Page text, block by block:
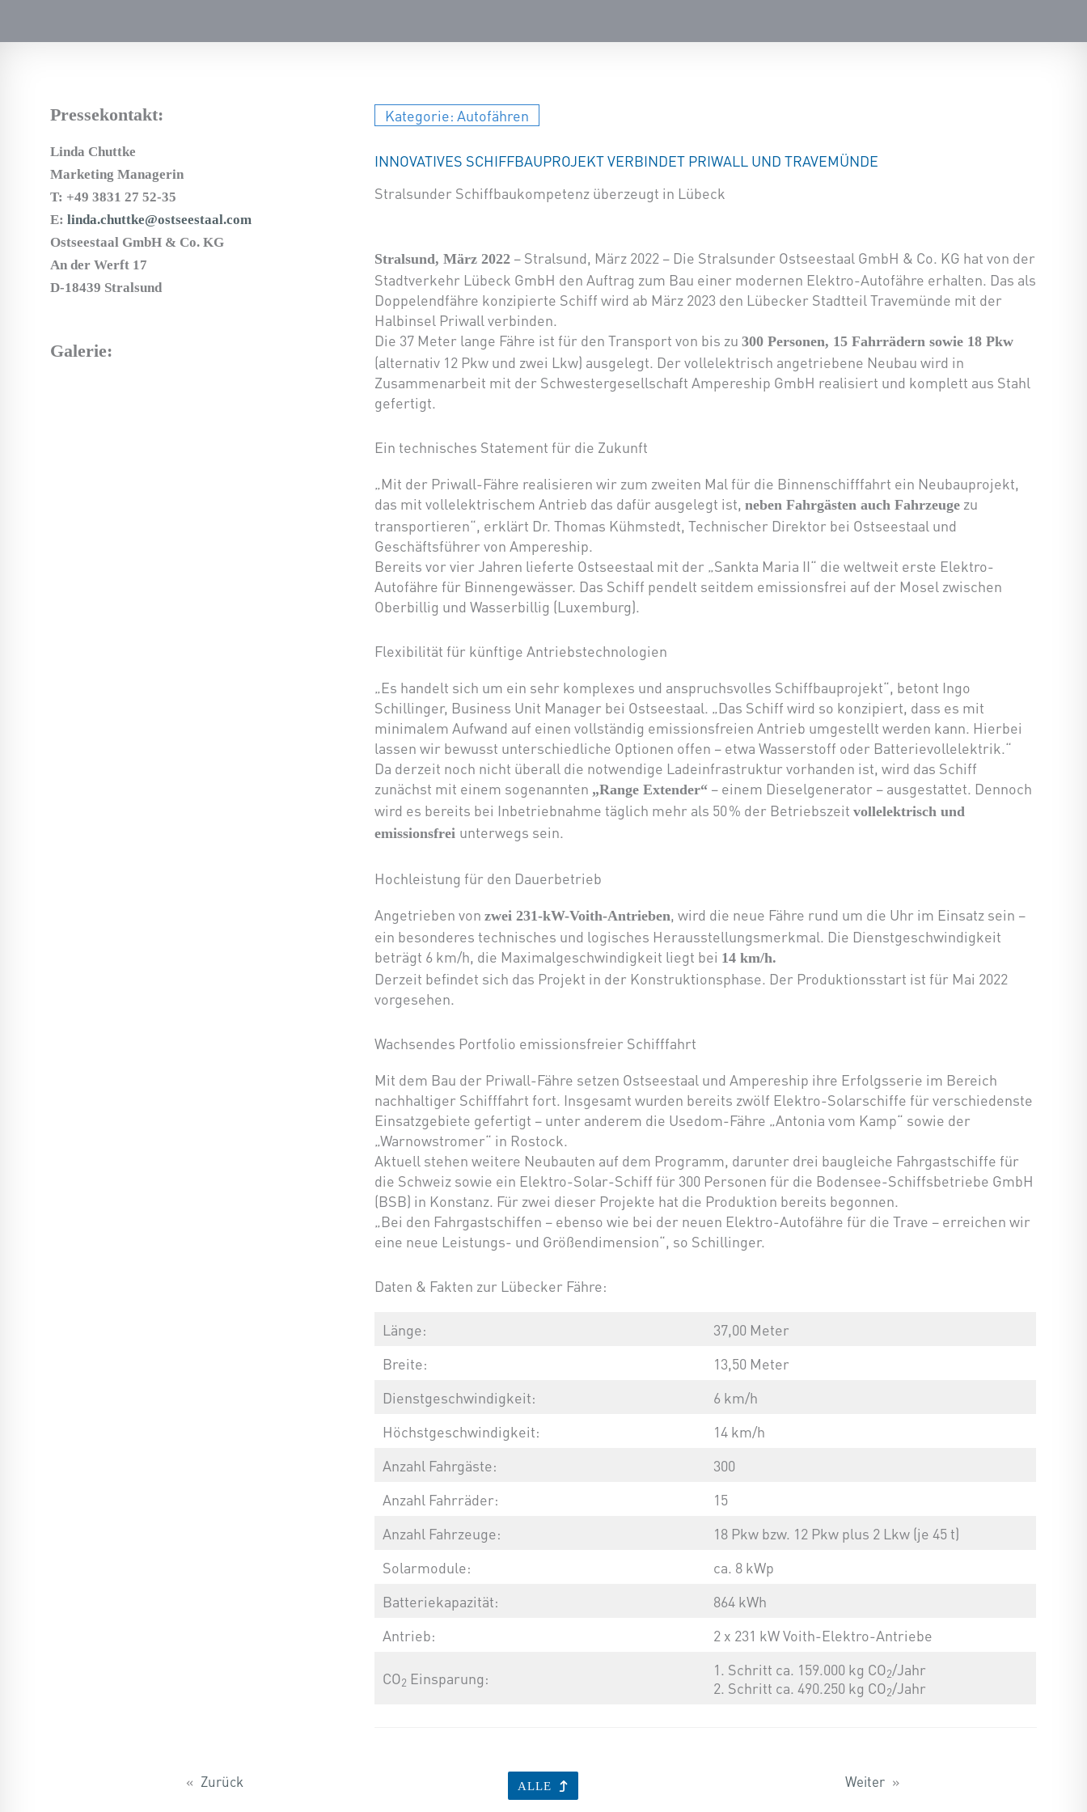
Pressekontakt:
Linda Chuttke
Marketing Managerin
T: +49 3831 27 52-35
E: linda.chuttke@ostseestaal.com
Ostseestaal GmbH & Co. KG
An der Werft 17
D-18439 Stralsund
Galerie:
Kategorie: Autofähren
INNOVATIVES SCHIFFBAUPROJEKT VERBINDET PRIWALL UND TRAVEMÜNDE
Stralsunder Schiffbaukompetenz überzeugt in Lübeck
Stralsund, März 2022 – Stralsund, März 2022 – Die Stralsunder Ostseestaal GmbH & Co. KG hat von der
Stadtverkehr Lübeck GmbH den Auftrag zum Bau einer modernen Elektro-Autofähre erhalten. Das als
Doppelendfähre konzipierte Schiff wird ab März 2023 den Lübecker Stadtteil Travemünde mit der
Halbinsel Priwall verbinden.
Die 37 Meter lange Fähre ist für den Transport von bis zu 300 Personen, 15 Fahrrädern sowie 18 Pkw
(alternativ 12 Pkw und zwei Lkw) ausgelegt. Der vollelektrisch angetriebene Neubau wird in
Zusammenarbeit mit der Schwestergesellschaft Ampereship GmbH realisiert und komplett aus Stahl
gefertigt.
Ein technisches Statement für die Zukunft
„Mit der Priwall-Fähre realisieren wir zum zweiten Mal für die Binnenschifffahrt ein Neubauprojekt,
das mit vollelektrischem Antrieb das dafür ausgelegt ist, neben Fahrgästen auch Fahrzeuge zu
transportieren“, erklärt Dr. Thomas Kühmstedt, Technischer Direktor bei Ostseestaal und
Geschäftsführer von Ampereship.
Bereits vor vier Jahren lieferte Ostseestaal mit der „Sankta Maria II“ die weltweit erste Elektro-
Autofähre für Binnengewässer. Das Schiff pendelt seitdem emissionsfrei auf der Mosel zwischen
Oberbillig und Wasserbillig (Luxemburg).
Flexibilität für künftige Antriebstechnologien
„Es handelt sich um ein sehr komplexes und anspruchsvolles Schiffbauprojekt“, betont Ingo
Schillinger, Business Unit Manager bei Ostseestaal. „Das Schiff wird so konzipiert, dass es mit
minimalem Aufwand auf einen vollständig emissionsfreien Antrieb umgestellt werden kann. Hierbei
lassen wir bewusst unterschiedliche Optionen offen – etwa Wasserstoff oder Batterievollelektrik.“
Da derzeit noch nicht überall die notwendige Ladeinfrastruktur vorhanden ist, wird das Schiff
zunächst mit einem sogenannten „Range Extender“ – einem Dieselgenerator – ausgestattet. Dennoch
wird es bereits bei Inbetriebnahme täglich mehr als 50 % der Betriebszeit vollelektrisch und
emissionsfrei unterwegs sein.
Hochleistung für den Dauerbetrieb
Angetrieben von zwei 231-kW-Voith-Antrieben, wird die neue Fähre rund um die Uhr im Einsatz sein –
ein besonderes technisches und logisches Herausstellungsmerkmal. Die Dienstgeschwindigkeit
beträgt 6 km/h, die Maximalgeschwindigkeit liegt bei 14 km/h.
Derzeit befindet sich das Projekt in der Konstruktionsphase. Der Produktionsstart ist für Mai 2022
vorgesehen.
Wachsendes Portfolio emissionsfreier Schifffahrt
Mit dem Bau der Priwall-Fähre setzen Ostseestaal und Ampereship ihre Erfolgsserie im Bereich
nachhaltiger Schifffahrt fort. Insgesamt wurden bereits zwölf Elektro-Solarschiffe für verschiedenste
Einsatzgebiete gefertigt – unter anderem die Usedom-Fähre „Antonia vom Kamp“ sowie der
„Warnowstromer“ in Rostock.
Aktuell stehen weitere Neubauten auf dem Programm, darunter drei baugleiche Fahrgastschiffe für
die Schweiz sowie ein Elektro-Solar-Schiff für 300 Personen für die Bodensee-Schiffsbetriebe GmbH
(BSB) in Konstanz. Für zwei dieser Projekte hat die Produktion bereits begonnen.
„Bei den Fahrgastschiffen – ebenso wie bei der neuen Elektro-Autofähre für die Trave – erreichen wir
eine neue Leistungs- und Größendimension“, so Schillinger.
Daten & Fakten zur Lübecker Fähre:
Länge:
37,00 Meter
Breite:
13,50 Meter
Dienstgeschwindigkeit:
6 km/h
Höchstgeschwindigkeit:
14 km/h
Anzahl Fahrgäste:
300
Anzahl Fahrräder:
15
Anzahl Fahrzeuge:
18 Pkw bzw. 12 Pkw plus 2 Lkw (je 45 t)
Solarmodule:
ca. 8 kWp
Batteriekapazität:
864 kWh
Antrieb:
2 x 231 kW Voith-Elektro-Antriebe
CO2 Einsparung: 1. Schritt ca. 159.000 kg CO2/Jahr
2. Schritt ca. 490.250 kg CO2/Jahr
« Zurück ALLE Weiter »